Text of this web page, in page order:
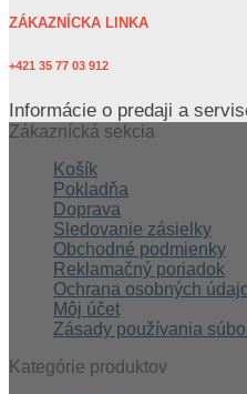
ZÁKAZNÍCKA LINKA
+421 35 77 03 912
Informácie o predaji a
Zákaznícká sekcia
Košík
Pokladňa
Doprava
Sledovanie zásielky
Obchodné podmienky
Reklamačný poriadok
Ochrana osobných
Môj účet
Zásady používania
Kategórie produktov